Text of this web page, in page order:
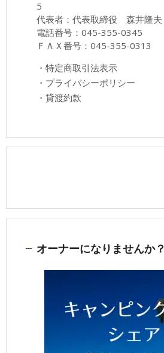
5
代表者：代表取締役 森井隆夫
電話番号：045-355-0345
ＦＡＸ番号：045-355-0313
・ 特定商取引法表示
・ プライバシーポリシー
・ 貸渡約款
オーナーになりませんか？